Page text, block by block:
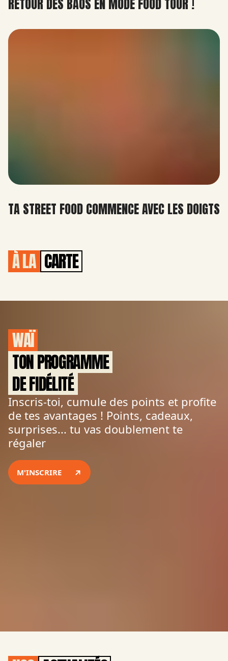
RETOUR DES BAOS EN MODE FOOD TOUR !
TA STREET FOOD COMMENCE AVEC LES DOIGTS
À LA CARTE
WAÏ
TON PROGRAMME
DE FIDÉLITÉ
Inscris-toi, cumule des points et profite
de tes avantages ! Points, cadeaux,
surprises... tu vas doublement te
régaler
M'INSCRIRE